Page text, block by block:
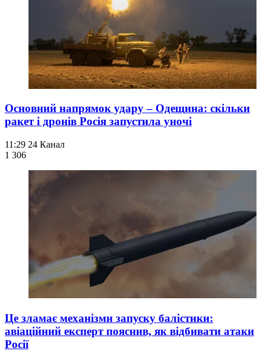
Основний напрямок удару – Одещина: скільки
ракет і дронів Росія запустила уночі
11:29 24 Канал
1 306
Це зламає механізми запуску балістики:
авіаційний експерт пояснив, як відбивати атаки
Росії